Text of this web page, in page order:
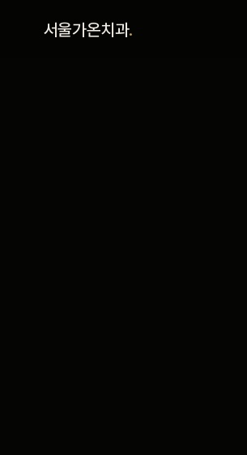
서울가온치과.